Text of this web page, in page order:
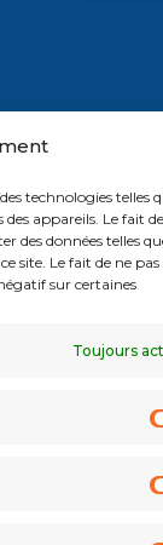
technologies telles
appareils. Le fait de
des données telles
site. Le fait de ne
sur certaines
Toujours
DROITS